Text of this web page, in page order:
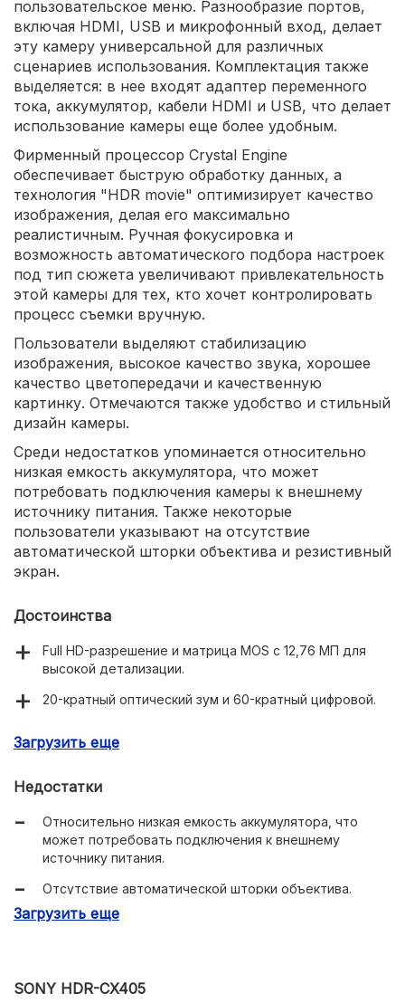
пользовательское меню. Разнообразие портов,
включая HDMI, USB и микрофонный вход, делает
эту камеру универсальной для различных
сценариев использования. Комплектация также
выделяется: в нее входят адаптер переменного
тока, аккумулятор, кабели HDMI и USB, что делает
использование камеры еще более удобным.
Фирменный процессор Crystal Engine
обеспечивает быструю обработку данных, а
технология "HDR movie" оптимизирует качество
изображения, делая его максимально
реалистичным. Ручная фокусировка и
возможность автоматического подбора настроек
под тип сюжета увеличивают привлекательность
этой камеры для тех, кто хочет контролировать
процесс съемки вручную.
Пользователи выделяют стабилизацию
изображения, высокое качество звука, хорошее
качество цветопередачи и качественную
картинку. Отмечаются также удобство и стильный
дизайн камеры.
Среди недостатков упоминается относительно
низкая емкость аккумулятора, что может
потребовать подключения камеры к внешнему
источнику питания. Также некоторые
пользователи указывают на отсутствие
автоматической шторки объектива и резистивный
экран.
Достоинства
Full HD-разрешение и матрица MOS с 12,76 МП для
высокой детализации.
20-кратный оптический зум и 60-кратный цифровой.
освещенности (2 люкс).
460800 пикселей.
Разнообразие портов, включая HDMI, USB и
микрофонный вход.
аккумулятор и кабели HDMI и USB.
Фирменный процессор Crystal Engine для быстрой
изображения.
Загрузить еще
Недостатки
Относительно низкая емкость аккумулятора, что
может потребовать подключения к внешнему
источнику питания.
Отсутствие автоматической шторки объектива.
Резистивный экран.
Загрузить еще
SONY HDR-CX405